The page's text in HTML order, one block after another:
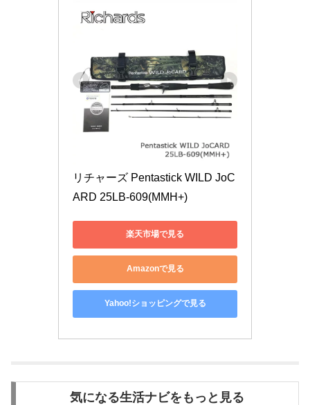
リチャーズ Pentastick WILD JoC
ARD 25LB-609(MMH+)
楽天市場で見る
Amazonで見る
Yahoo!ショッピングで見る
気になる生活ナビをもっと見る